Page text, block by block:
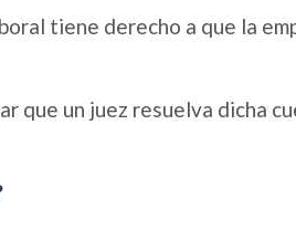
tiene derecho a que la
que un juez resuelva dicha